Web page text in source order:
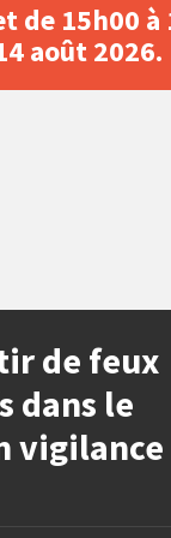
15h00
août 2026.
de feux
dans le
vigilance